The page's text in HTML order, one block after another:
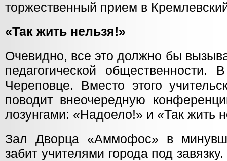
торжественный прием в
«Так жить нельзя!»
Очевидно, все это должно бы
педагогической общественности.
Череповце. Вместо этого
поводит внеочередную
лозунгами: «Надоело!» и «Так жить
Зал Дворца «Аммофос» в
забит учителями города под